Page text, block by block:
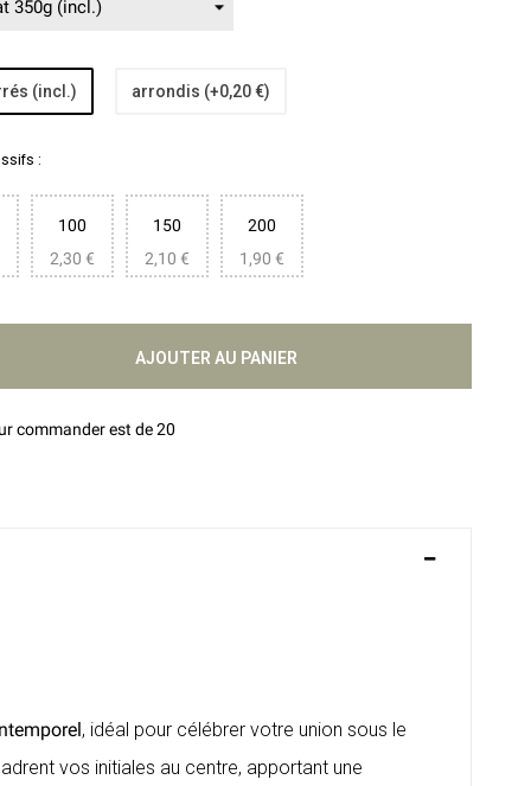
(incl.) arrondis (+0,20 €)
:
100
2,30 €
150
2,10 €
200
1,90 €
AJOUTER AU PANIER
commander est de 20
, idéal pour célébrer votre union sous le
vos initiales au centre, apportant une